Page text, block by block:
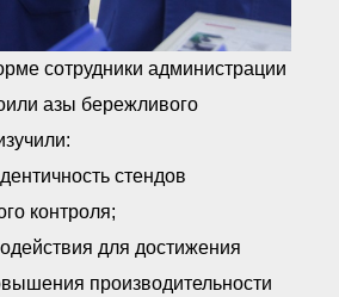
сотрудники администрации
азы бережливого
стендов
контроля;
для достижения
производительности